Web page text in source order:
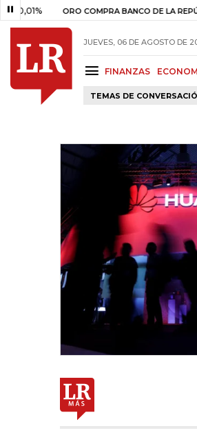
ORO COMPRA BANCO DE LA REPÚBLICA
JUEVES, 06 DE AGOSTO DE
FINANZAS
TEMAS DE